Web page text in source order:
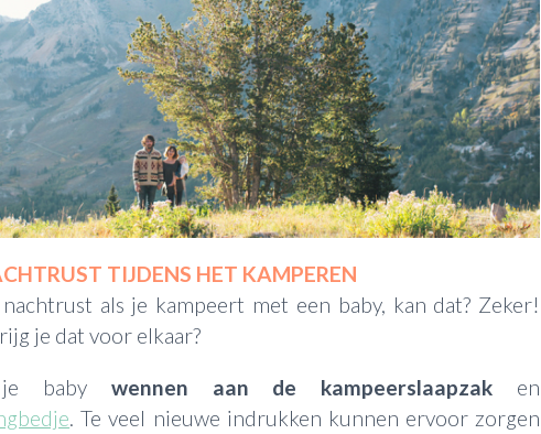
TIJDENS HET KAMPEREN
als je kampeert met een baby, kan dat? Zeker!
je dat voor elkaar?
je baby wennen aan de kampeerslaapzak en
. Te veel nieuwe indrukken kunnen ervoor zorgen